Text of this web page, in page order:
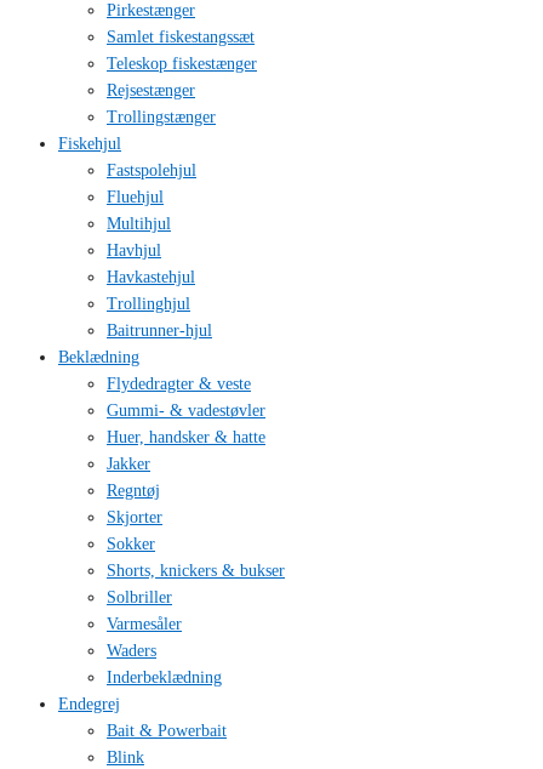
Pirkestænger
Samlet fiskestangssæt
Teleskop fiskestænger
Rejsestænger
Trollingstænger
Fiskehjul
Fastspolehjul
Fluehjul
Multihjul
Havhjul
Havkastehjul
Trollinghjul
Baitrunner-hjul
Beklædning
Flydedragter & veste
Gummi- & vadestøvler
Huer, handsker & hatte
Jakker
Regntøj
Skjorter
Sokker
Shorts, knickers & bukser
Solbriller
Varmesåler
Waders
Inderbeklædning
Endegrej
Bait & Powerbait
Blink